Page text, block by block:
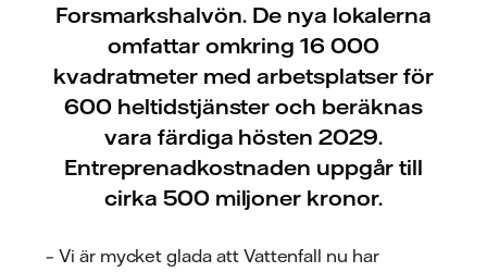
Forsmarkshalvön. De nya lokalerna
omfattar omkring 16 000
kvadratmeter med arbetsplatser för
600 heltidstjänster och beräknas
vara färdiga hösten 2029.
Entreprenadkostnaden uppgår till
cirka 500 miljoner kronor.
– Vi är mycket glada att Vattenfall nu har